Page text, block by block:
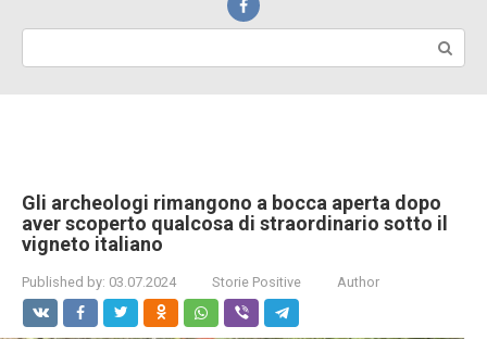
Gli archeologi rimangono a bocca aperta dopo
aver scoperto qualcosa di straordinario sotto il
vigneto italiano
Published by: 03.07.2024 Storie Positive Author